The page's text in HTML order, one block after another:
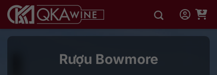
qua
dung
Rượu Bowmore